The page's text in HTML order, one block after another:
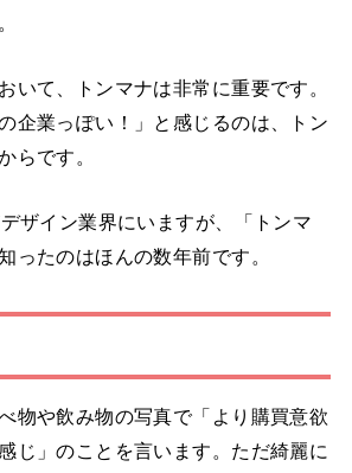
いて、トンマナは非常に重要です。
企業っぽい！」と感じるのは、トン
らです。
ザイン業界にいますが、「トンマ
ったのはほんの数年前です。
物や飲み物の写真で「より購買意欲
じ」のことを言います。ただ綺麗に